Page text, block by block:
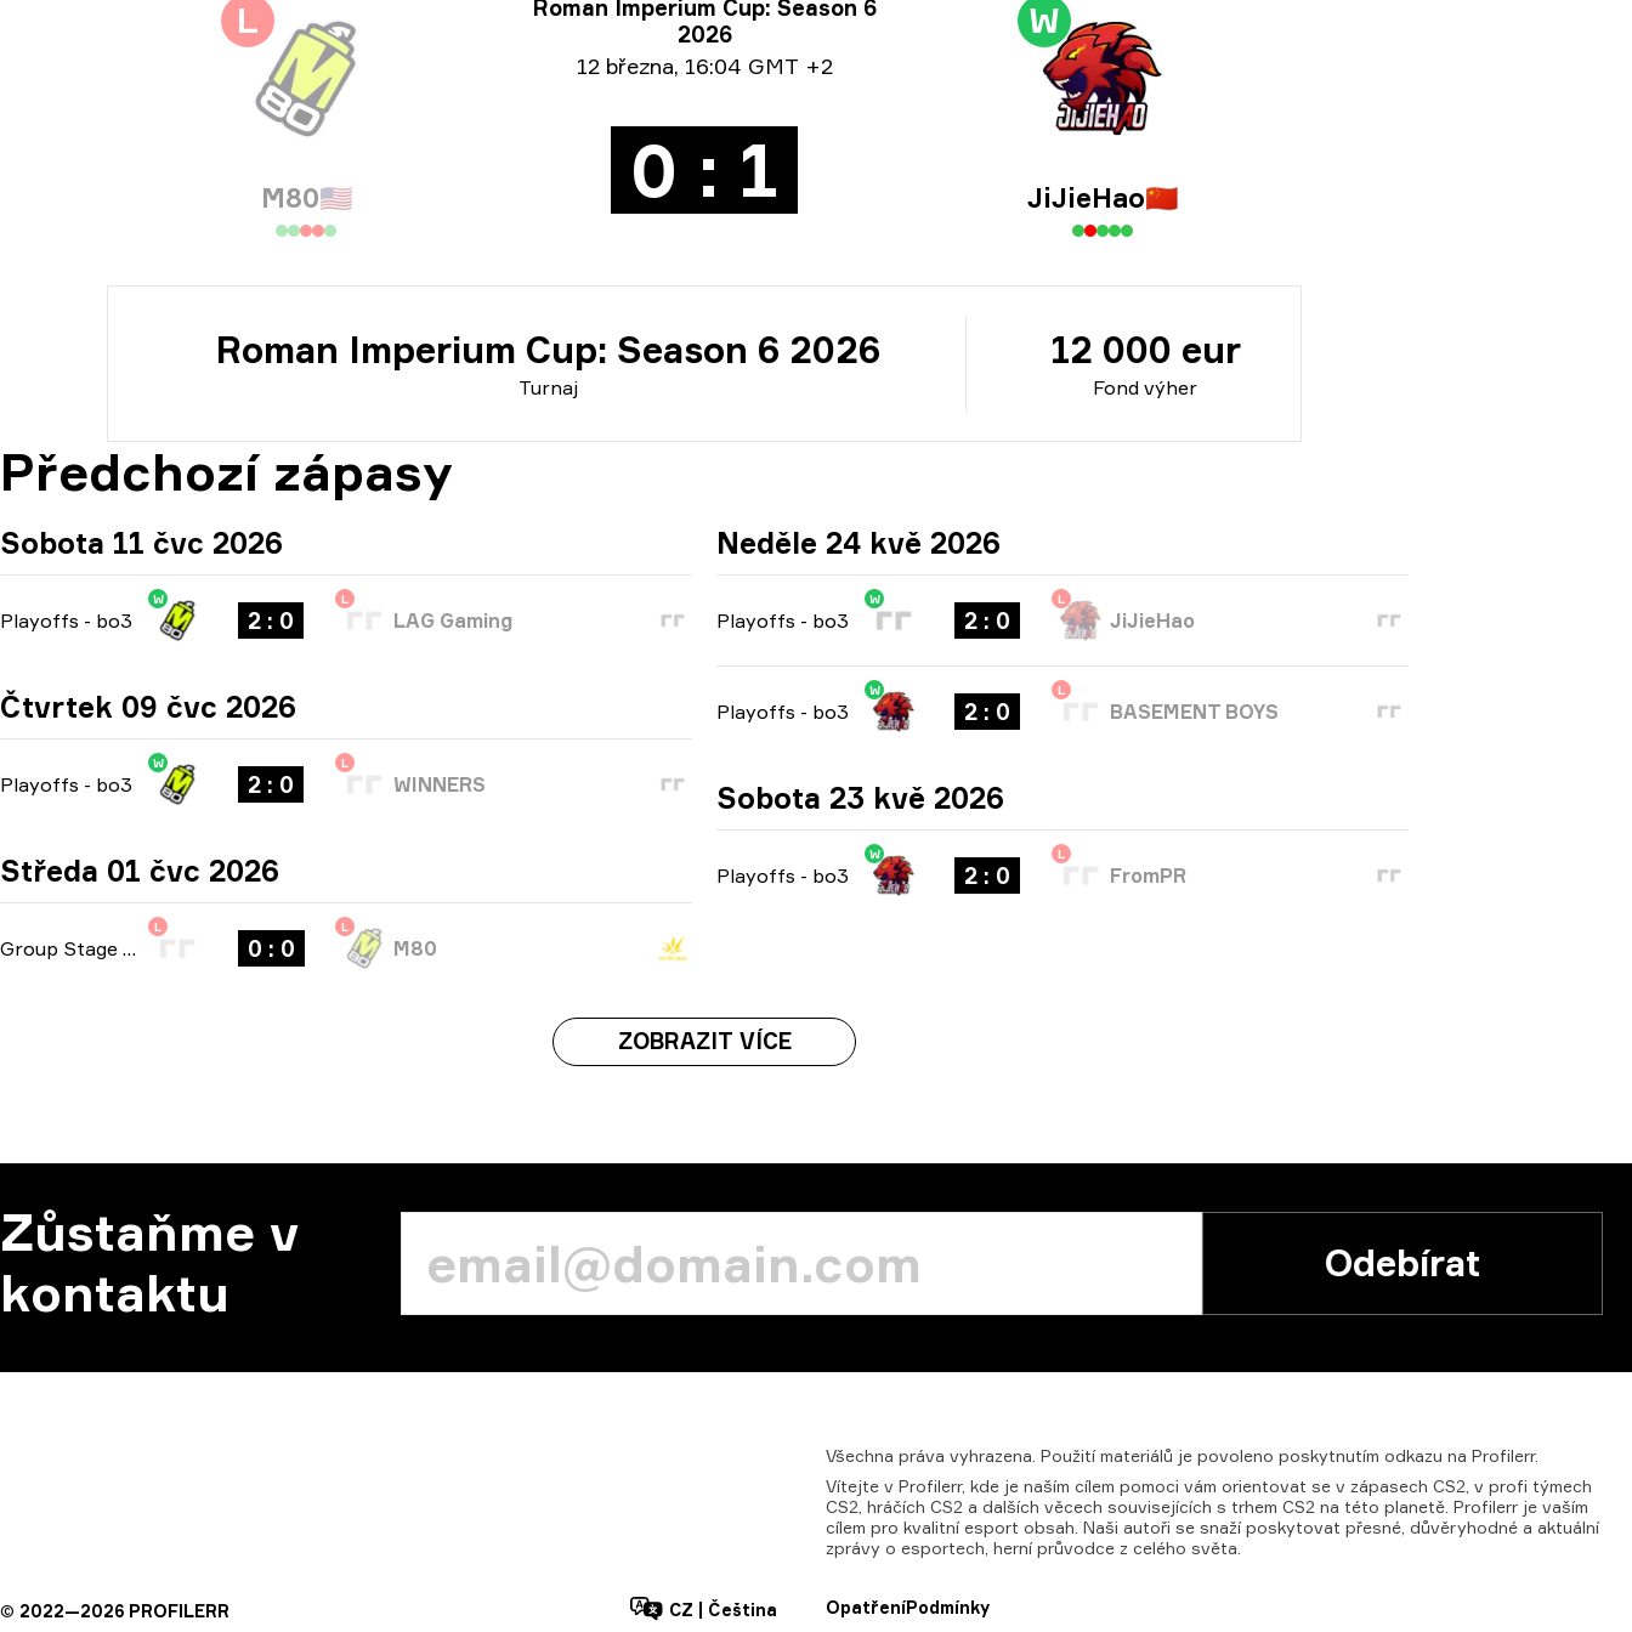
Informace o turnaji
Roman Imperium Cup: Season 6
2026
Info o datu:12 března, 16:04 GMT +2
L
M80🇺🇸 0 : 1
W
JiJieHao🇨🇳
Turnaj
Roman Imperium Cup: Season 6 2026
Fond výher
12 000 eur
Předchozí zápasy
Sobota 11 čvc 2026
Playoffs - bo3
W
2 : 0
L
LAG Gaming
Čtvrtek 09 čvc 2026
Playoffs - bo3
W
2 : 0
L
WINNERS
Středa 01 čvc 2026
Group Stage
L
0 : 0
L
M80
Neděle 24 kvě 2026
Playoffs - bo3
W
2 : 0
L
JiJieHao
Playoffs - bo3
W
2 : 0
L
BASEMENT BOYS
Sobota 23 kvě 2026
Playoffs - bo3
W
2 : 0
L
FromPR
ZOBRAZIT VÍCE
Zůstaňme v
kontaktu
Odebírat
Všechna práva vyhrazena. Použití materiálů je povoleno poskytnutím odkazu na Profilerr.
Vítejte v Profilerr, kde je naším cílem pomoci vám orientovat se v zápasech CS2, v profi týmech
CS2, hráčích CS2 a dalších věcech souvisejících s trhem CS2 na této planetě. Profilerr je vaším
cílem pro kvalitní esport obsah. Naši autoři se snaží poskytovat přesné, důvěryhodné a aktuální
zprávy o esportech, herní průvodce z celého světa.
OpatřeníPodmínky
© 2022—2026 PROFILERR CZ Čeština